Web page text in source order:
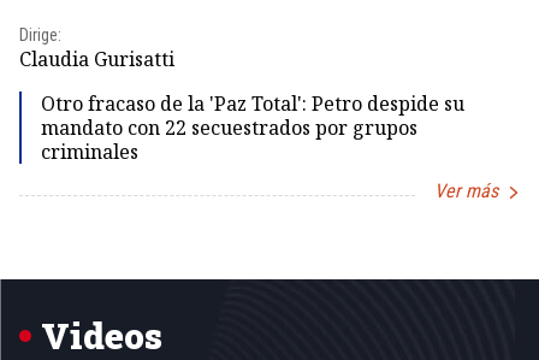
Dirige:
Claudia Gurisatti
Otro fracaso de la 'Paz Total': Petro despide su
mandato con 22 secuestrados por grupos
criminales
Ver más
5
Videos